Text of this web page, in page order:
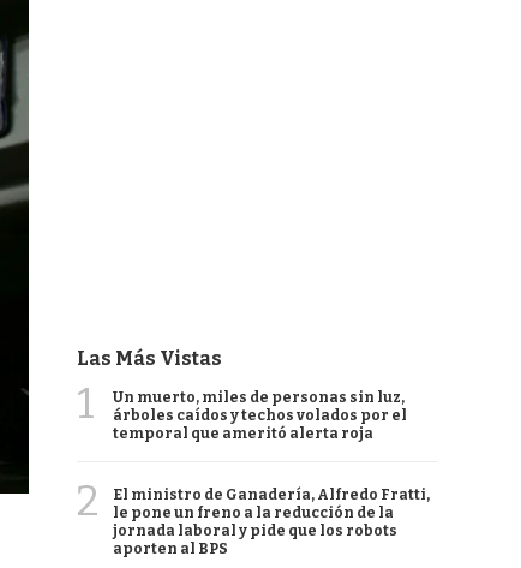
Las Más Vistas
1
Un muerto, miles de personas sin luz,
árboles caídos y techos volados por el
temporal que ameritó alerta roja
2
El ministro de Ganadería, Alfredo Fratti,
le pone un freno a la reducción de la
jornada laboral y pide que los robots
aporten al BPS